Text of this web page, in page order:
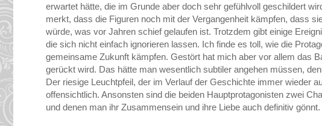
erwartet hätte, die im Grunde aber doch sehr gefühlvoll geschildert
merkt, dass die Figuren noch mit der Vergangenheit kämpfen, dass
würde, was vor Jahren schief gelaufen ist. Trotzdem gibt einige
die sich nicht einfach ignorieren lassen. Ich finde es toll, wie die
gemeinsame Zukunft kämpfen. Gestört hat mich aber vor allem das
gerückt wird. Das hätte man wesentlich subtiler angehen müssen,
Der riesige Leuchtpfeil, der im Verlauf der Geschichte immer wieder
offensichtlich. Ansonsten sind die beiden Hauptprotagonisten zwei
und denen man ihr Zusammensein und ihre Liebe auch definitiv gönnt.